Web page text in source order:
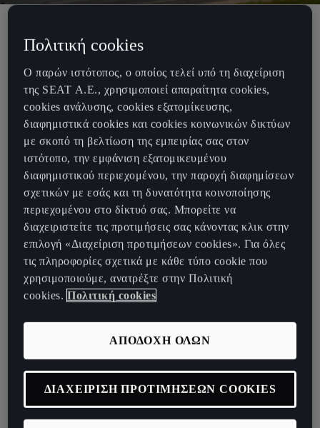
Το αγωνιστικό αυτοκίνητο CUPRA Leon VZ TCR
αναμετρηθεί στο IMSA Michelin Pilot Challenge 2025
Το CUPRA Leon VZ TCR είναι έτοιμο να κάνει το ντεμπούτο του
στις ΗΠΑ το 2025, όπου θα διαγωνιστεί στο IMSA Michelin Pilot
Challenge. Οι νίκες που πέτυχε το αυτοκίνητο νωρίτερα τη φετινή
χρονιά, είναι αυτές που του άνοιξαν την πόρτα στο TCR του
IMSA.
«Οι αγώνες είναι στο DNA της CUPRA. Πάντα αναζητούμε νέες
προκλήσεις που μας κάνουν καλύτερους και σίγουρα το IMSA
Michelin Pilot Challenge είναι μία από αυτές. Είμαστε
ενθουσιασμένοι που συμμετέχουμε στον πρώτο διαγωνισμό στις
ΗΠΑ και μάλιστα πριν από το λανσάρισμά του αυτοκινήτου στην
«Η IMSA καλωσορίζει την CUPRA στην οικογένεια των
συνεργατών της,»
«Αυτή
η συνεργασία είναι μοναδική, αφού δίνει τη δυνατότητα στην
CUPRA να συστηθεί ουσιαστικά πριν από την προγραμματισμένη
Πολιτική cookies
Ο παρών ιστότοπος, ο οποίος τελεί υπό τη διαχείριση
της SEAT Α.Ε., χρησιμοποιεί απαραίτητα cookies,
cookies ανάλυσης, cookies εξατομίκευσης,
διαφημιστικά cookies και cookies κοινωνικών δικτύων
με σκοπό τη βελτίωση της εμπειρίας σας στον
ιστότοπο, την εμφάνιση εξατομικευμένου
διαφημιστικού περιεχομένου, την παροχή διαφημίσεων
σχετικών με εσάς και τη δυνατότητα κοινοποίησης
περιεχομένου στο δίκτυό σας. Μπορείτε να
διαχειριστείτε τις προτιμήσεις σας κάνοντας κλικ στην
επιλογή «Διαχείριση προτιμήσεων cookies». Για όλες
τις πληροφορίες σχετικά με κάθε τύπο cookie που
χρησιμοποιούμε, ανατρέξτε στην Πολιτική
cookies. Πολιτική cookies
ΑΠΟΔΟΧΗ ΟΛΩΝ
ΔΙΑΧΕΙΡΙΣΗ ΠΡΟΤΙΜΗΣΕΩΝ COOKIES